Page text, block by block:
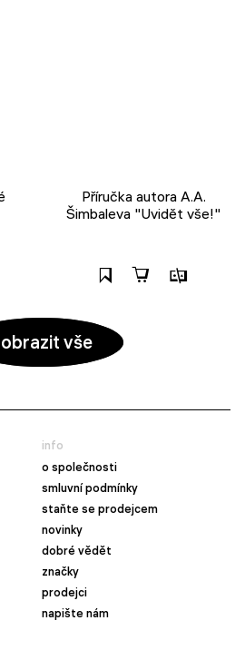
Příručka autora A.A.
Šimbaleva "Uvidět vše!"
vše
info
o společnosti
smluvní podmínky
staňte se prodejcem
novinky
dobré vědět
značky
prodejci
napište nám